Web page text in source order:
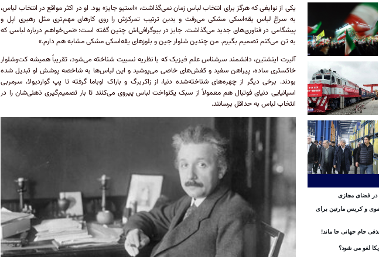
در فضای مجازی
و کریس مارتین برای
جام جهانی جا ماند!
لغو می شود؟
یکی از نوابغی که هرگز برای انتخاب لباس زمان نمی‌گذاشت، «استیو جابز» بود. او در اکثر مواقع در انتخاب لباس،
به سراغ لباس یقه‌اسکی مشکی می‌رفت و بدین ترتیب تمرکزش را روی کارهای مهم‌تری مثل رهبری اپل و
پیشگامی در فناوری‌های جدید می‌گذاشت. جابز در بیوگرافی‌اش چنین گفته است: «نمی‌خواهم درباره لباسی که
به تن می‌کنم تصمیم بگیرم. من چندین شلوار جین و بلوزهای یقه‌اسکی مشکی مشابه هم دارم.»
آلبرت اینشتین، دانشمند سرشناس علم فیزیک که با نظریه نسبیت شناخته می‌شود، تقریباً همیشه کت‌وشلوار
خاکستری ساده‌، پیراهن سفید و کفش‌های خاصی می‌پوشید و این لباس‌ها به شاخصه پوشش او تبدیل شده
بودند. برخی دیگر از چهره‌های شناخته‌شده دنیا، از زاکربرگ و باراک اوباما گرفته تا پپ گواردیولا، سرمربی
اسپانیایی دنیای فوتبال هم معمولاً از سبک یکنواخت لباس پیروی می‌کنند تا بار تصمیم‌گیری ذهنی‌شان را در
انتخاب لباس به حداقل برسانند.